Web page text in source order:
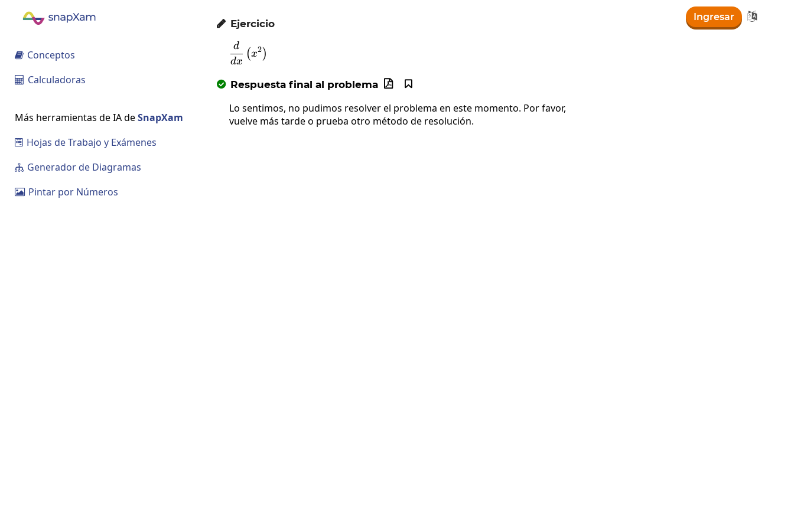
Ingresar 
 Conceptos
 Calculadoras
Más herramientas de IA deSnapXam
 Hojas de Trabajo y Exámenes
 Generador de Diagramas
 Pintar por Números
 Ejercicio
\frac{d}{dx}\left(x^2\right)
dx
d
(x2)
 Respuesta final al problema 

Lo sentimos, no pudimos resolver el problema en este momento. Por favor,
vuelve más tarde o prueba otro método de resolución.